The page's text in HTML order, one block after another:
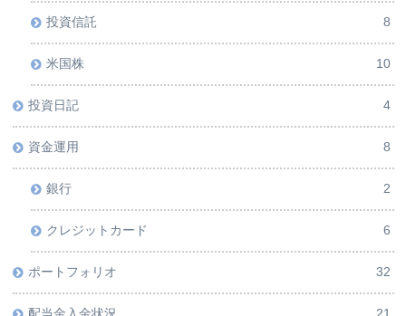
投資信託 8
米国株 10
投資日記 4
資金運用 8
銀行 2
クレジットカード 6
ポートフォリオ 32